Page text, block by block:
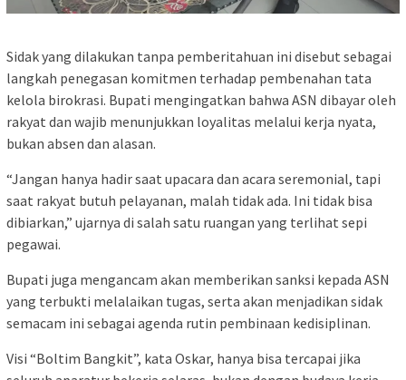
Sidak yang dilakukan tanpa pemberitahuan ini disebut sebagai
langkah penegasan komitmen terhadap pembenahan tata
kelola birokrasi. Bupati mengingatkan bahwa ASN dibayar oleh
rakyat dan wajib menunjukkan loyalitas melalui kerja nyata,
bukan absen dan alasan.
“Jangan hanya hadir saat upacara dan acara seremonial, tapi
saat rakyat butuh pelayanan, malah tidak ada. Ini tidak bisa
dibiarkan,” ujarnya di salah satu ruangan yang terlihat sepi
pegawai.
Bupati juga mengancam akan memberikan sanksi kepada ASN
yang terbukti melalaikan tugas, serta akan menjadikan sidak
semacam ini sebagai agenda rutin pembinaan kedisiplinan.
Visi “Boltim Bangkit”, kata Oskar, hanya bisa tercapai jika